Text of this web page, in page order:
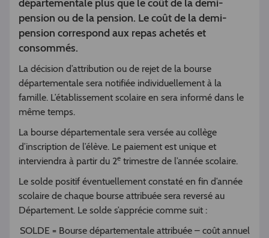
départementale plus que le coût de la demi-
pension ou de la pension. Le coût de la demi-
pension correspond aux repas achetés et
consommés.
La décision d’attribution ou de rejet de la bourse
départementale sera notifiée individuellement à la
famille. L’établissement scolaire en sera informé dans le
même temps.
La bourse départementale sera versée au collège
d’inscription de l’élève. Le paiement est unique et
interviendra à partir du 2e trimestre de l’année scolaire.
Le solde positif éventuellement constaté en fin d’année
scolaire de chaque bourse attribuée sera reversé au
Département. Le solde s’apprécie comme suit :
SOLDE = Bourse départementale attribuée – coût annuel